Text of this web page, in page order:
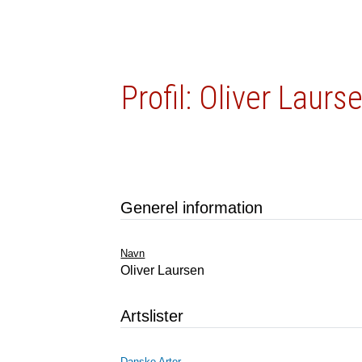
Profil: Oliver
Generel information
Navn
Oliver Laursen
Artslister